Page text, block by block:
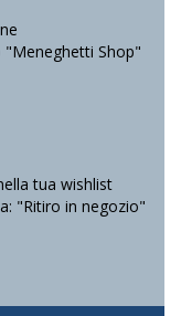
Shop"
tua wishlist
"Ritiro in negozio"